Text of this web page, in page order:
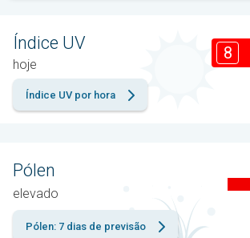
Índice UV
hoje
8
Índice UV por hora
Pólen
elevado
Pólen: 7 dias de previsão